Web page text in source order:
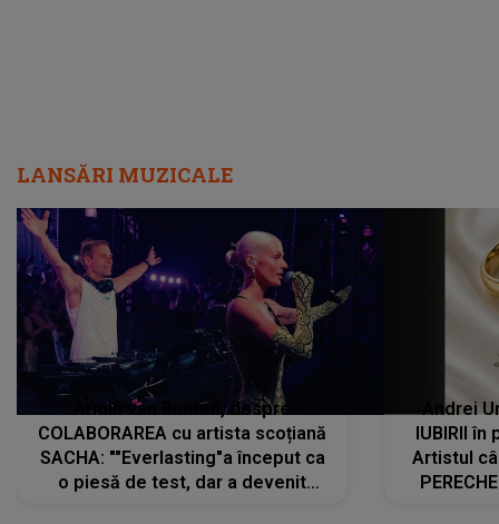
LANSĂRI MUZICALE
Armin van Buuren, despre
COLABORAREA cu artista scoțiană
SACHA: ""Everlasting"a început ca
o piesă de test, dar a devenit
Andrei
IUBIRII
Artistul